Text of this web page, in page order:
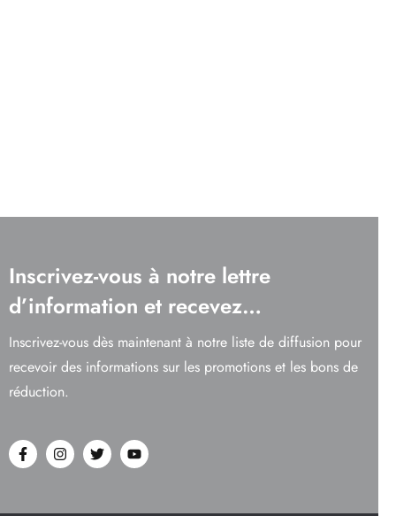
Inscrivez-vous à notre lettre
d’information et recevez…
Inscrivez-vous dès maintenant à notre liste de diffusion pour
recevoir des informations sur les promotions et les bons de
réduction.